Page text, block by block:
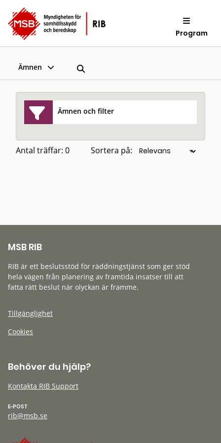
Program
Ämnen
Ämnen och filter
Antal träffar: 0 Sortera på:
MSB RIB
RIB är ett beslutsstöd för räddningstjänst som ger stöd
hela vägen från planering av framtida insatser till att
fatta rätt beslut när olyckan är framme.
Tillgänglighet
Cookies
Behöver du hjälp?
Kontakta RIB Support
E-POST
rib@msb.se